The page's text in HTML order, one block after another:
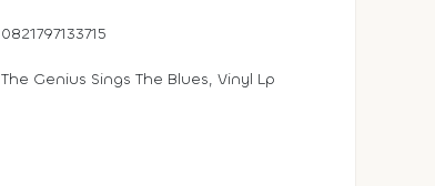
0821797133715
The Genius Sings The Blues, Vinyl Lp